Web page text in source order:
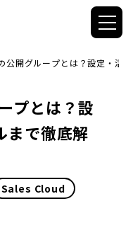
公開グループとは？設定・活
プとは？設
まで徹底解
Sales Cloud